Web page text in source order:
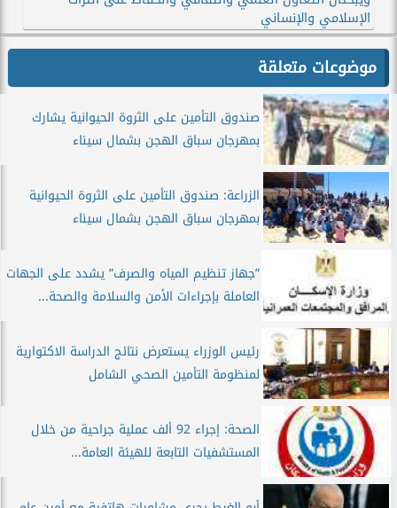
الإسلامي والإنساني
موضوعات متعلقة
صندوق التأمين على الثروة الحيوانية يشارك
بمهرجان سباق الهجن بشمال سيناء
الزراعة: صندوق التأمين على الثروة الحيوانية
بمهرجان سباق الهجن بشمال سيناء
”جهاز تنظيم المياه والصرف” يشدد على الجهات
العاملة بإجراءات الأمن والسلامة والصحة...
رئيس الوزراء يستعرض نتائج الدراسة الاكتوارية
لمنظومة التأمين الصحي الشامل
الصحة: إجراء 92 ألف عملية جراحية من خلال
المستشفيات التابعة للهيئة العامة...